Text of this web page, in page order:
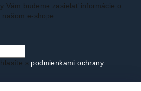
Vám budeme zasielať informácie o
e-shope.
s podmienkami ochrany